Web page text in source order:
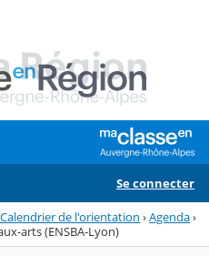
Se connecter
Calendrier de l'orientation ›Agenda›
arts (ENSBA-Lyon)